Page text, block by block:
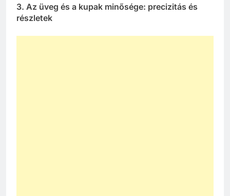
3. Az üveg és a kupak minősége: precizitás és
részletek